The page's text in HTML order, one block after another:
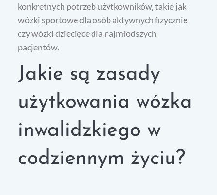
konkretnych potrzeb użytkowników, takie jak
wózki sportowe dla osób aktywnych fizycznie
czy wózki dziecięce dla najmłodszych
pacjentów.
Jakie są zasady
użytkowania wózka
inwalidzkiego w
codziennym życiu?